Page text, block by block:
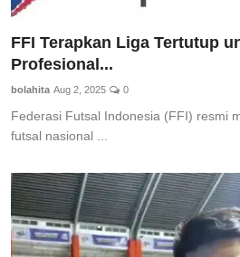
FFI Terapkan Liga Tertutup
Profesional...
bolahita Aug 2, 2025 0
Federasi Futsal Indonesia (FFI) resmi
futsal nasional ...